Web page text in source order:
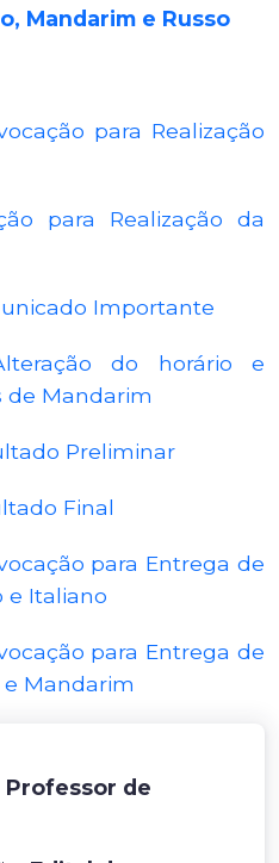
Mandarim e Russo
para Realização
para Realização da
Importante
do horário e
de Mandarim
Preliminar
Final
para Entrega de
e Italiano
para Entrega de
Mandarim
Professor de